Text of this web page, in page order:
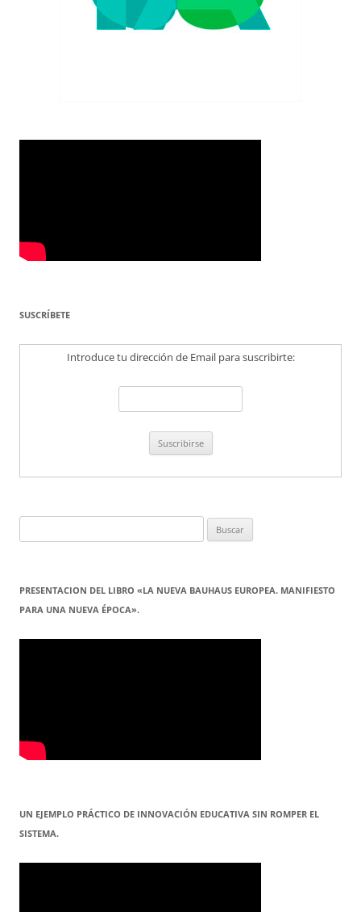
SUSCRÍBETE
Introduce tu dirección de Email para suscribirte:
PRESENTACION DEL LIBRO «LA NUEVA BAUHAUS EUROPEA. MANIFIESTO
PARA UNA NUEVA ÉPOCA».
UN EJEMPLO PRÁCTICO DE INNOVACIÓN EDUCATIVA SIN ROMPER EL
SISTEMA.